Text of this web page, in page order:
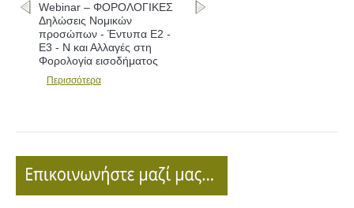
Webinar – ΦΟΡΟΛΟΓΙΚΕΣ
Δηλώσεις Νομικών
προσώπων - Έντυπα Ε2 -
Ε3 - Ν και Αλλαγές στη
Φορολογία εισοδήματος
Περισσότερα